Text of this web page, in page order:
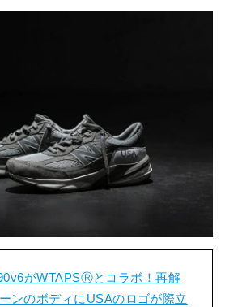
がWTAPSⓇとコラボ！再解
ンのボディにUSAのロゴが際立